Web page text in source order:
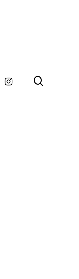
instagram